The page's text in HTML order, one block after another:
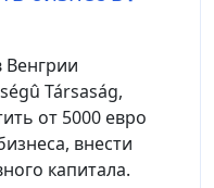
Társaság,
от 5000 евро
внести
капитала.